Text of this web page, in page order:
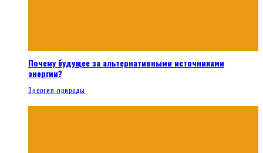
Почему будущее за альтернативными источниками
энергии?
Энергия природы